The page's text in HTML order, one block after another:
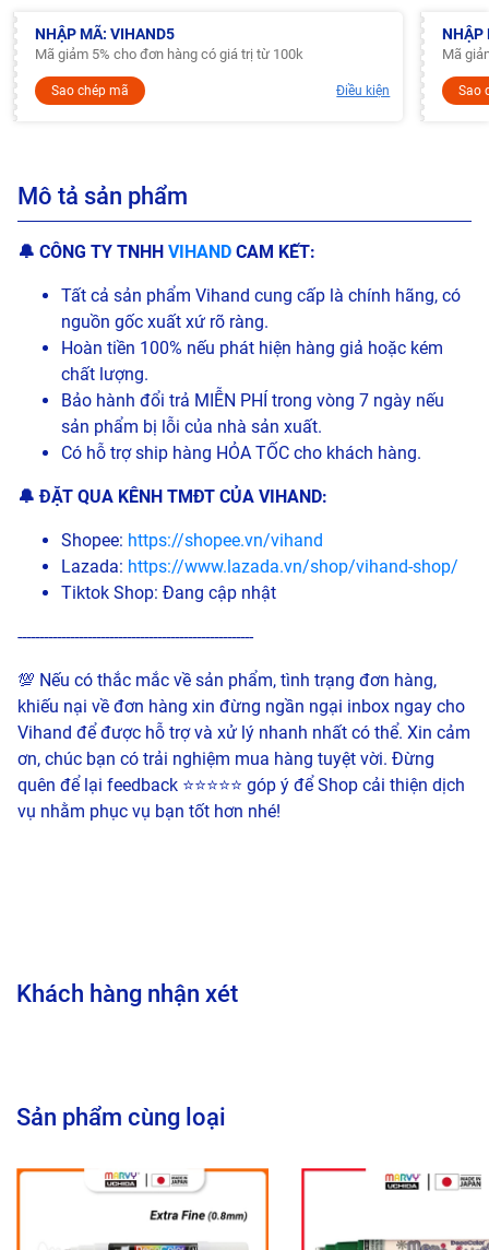
NHẬP MÃ: VIHAND5
Mã giảm 5% cho đơn hàng có giá trị từ 100k
Sao chép mã Điều kiện
NHẬP
Mã
Sao
Mô tả sản phẩm
🔔 CÔNG TY TNHH VIHAND CAM KẾT:
Tất cả sản phẩm Vihand cung cấp là chính hãng, có
nguồn gốc xuất xứ rõ ràng.
Hoàn tiền 100% nếu phát hiện hàng giả hoặc kém
chất lượng.
Bảo hành đổi trả MIỄN PHÍ trong vòng 7 ngày nếu
sản phẩm bị lỗi của nhà sản xuất.
Có hỗ trợ ship hàng HỎA TỐC cho khách hàng.
🔔 ĐẶT QUA KÊNH TMĐT CỦA VIHAND:
Shopee: https://shopee.vn/vihand
Lazada: https://www.lazada.vn/shop/vihand-shop/
Tiktok Shop: Đang cập nhật
------------------------------------------------------
💯 Nếu có thắc mắc về sản phẩm, tình trạng đơn hàng,
khiếu nại về đơn hàng xin đừng ngần ngại inbox ngay cho
Vihand để được hỗ trợ và xử lý nhanh nhất có thể. Xin cảm
ơn, chúc bạn có trải nghiệm mua hàng tuyệt vời. Đừng
quên để lại feedback ⭐⭐⭐⭐⭐ góp ý để Shop cải thiện dịch
vụ nhằm phục vụ bạn tốt hơn nhé!
Khách hàng nhận xét
Sản phẩm cùng loại